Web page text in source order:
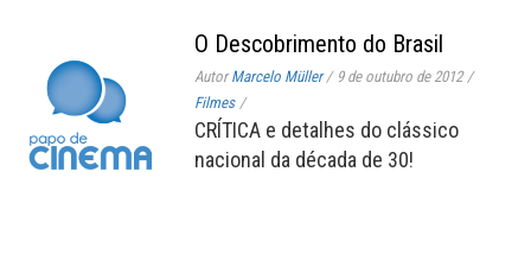
O Descobrimento do Brasil
AutorMarcelo Müller / 9 de outubro de 2012 /
Filmes /
CRÍTICA e detalhes do clássico
nacional da década de 30!